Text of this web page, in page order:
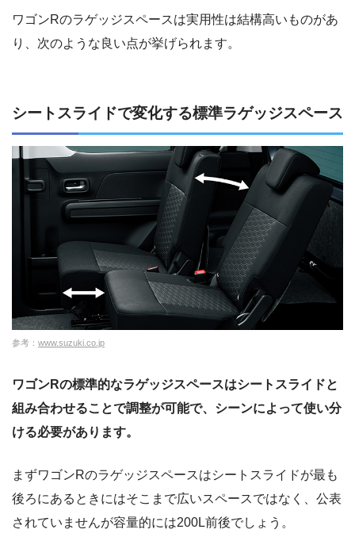
ワゴンRのラゲッジスペースは実用性は結構高いものがあ
り、次のような良い点が挙げられます。
シートスライドで変化する標準ラゲッジスペース
参考： www.suzuki.co.jp
ワゴンRの標準的なラゲッジスペースはシートスライドと
組み合わせることで調整が可能で、シーンによって使い分
ける必要があります。
まずワゴンRのラゲッジスペースはシートスライドが最も
後ろにあるときにはそこまで広いスペースではなく、公表
されていませんが容量的には200L前後でしょう。